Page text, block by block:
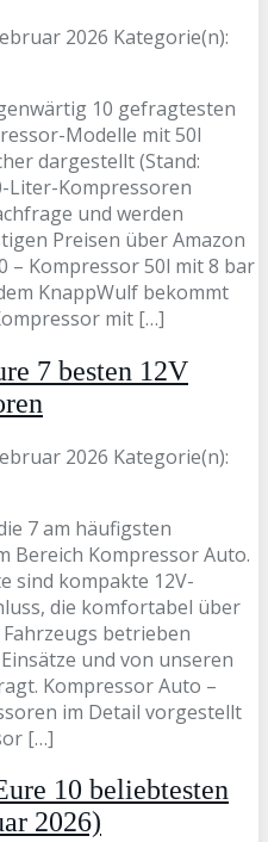
2026 Kategorie(n):
10 gefragtesten
Modelle mit 50l
dargestellt (Stand:
Liter-Kompressoren
und werden
Preisen über Amazon
– Kompressor 50l mit 8 bar
KnappWulf bekommt
mit […]
7 besten 12V
2026 Kategorie(n):
7 am häufigsten
Bereich Kompressor Auto.
sind kompakte 12V-
die komfortabel über
betrieben
und von unseren
Kompressor Auto –
im Detail vorgestellt
[…]
10 beliebtesten
2026)